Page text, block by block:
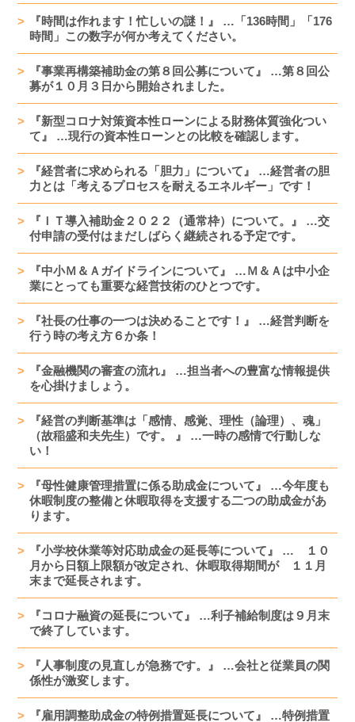
『時間は作れます！忙しいの謎！』 …「136時間」「176
時間」この数字が何か考えてください。
『事業再構築補助金の第８回公募について』 …第８回公
募が１０月３日から開始されました。
『新型コロナ対策資本性ローンによる財務体質強化つい
て』 …現行の資本性ローンとの比較を確認します。
『経営者に求められる「胆力」について』 …経営者の胆
力とは「考えるプロセスを耐えるエネルギー」です！
『ＩＴ導入補助金２０２２（通常枠）について。』 …交
付申請の受付はまだしばらく継続される予定です。
『中小Ｍ＆Ａガイドラインについて』 …Ｍ＆Ａは中小企
業にとっても重要な経営技術のひとつです。
『社長の仕事の一つは決めることです！』 …経営判断を
行う時の考え方６か条！
『金融機関の審査の流れ』 …担当者への豊富な情報提供
を心掛けましょう。
『経営の判断基準は「感情、感覚、理性（論理）、魂」
（故稲盛和夫先生）です。 』 …一時の感情で行動しな
い！
『母性健康管理措置に係る助成金について』 …今年度も
休暇制度の整備と休暇取得を支援する二つの助成金があ
ります。
『小学校休業等対応助成金の延長等について』 … １０
月から日額上限額が改定され、休暇取得期間が １１月
末まで延長されます。
『コロナ融資の延長について』 …利子補給制度は９月末
で終了しています。
『人事制度の見直しが急務です。』 …会社と従業員の関
係性が激変します。
『雇用調整助成金の特例措置延長について』 …特例措置